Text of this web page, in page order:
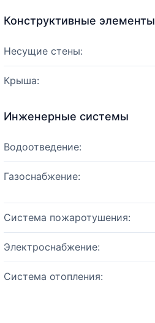
Конструктивные элементы
Несущие стены:
Крыша:
Инженерные системы
Водоотведение:
Газоснабжение:
Система пожаротушения:
Электроснабжение:
Система отопления: